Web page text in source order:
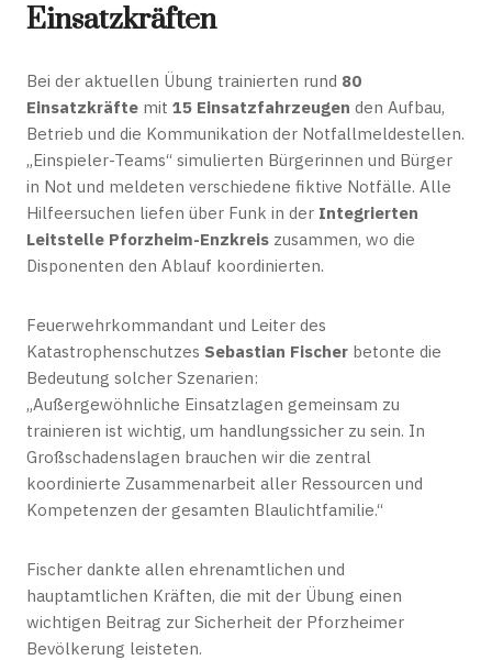
Einsatzkräften
Bei der aktuellen Übung trainierten rund 80
Einsatzkräfte mit 15 Einsatzfahrzeugen den Aufbau,
Betrieb und die Kommunikation der Notfallmeldestellen.
„Einspieler-Teams“ simulierten Bürgerinnen und Bürger
in Not und meldeten verschiedene fiktive Notfälle. Alle
Hilfeersuchen liefen über Funk in der Integrierten
Leitstelle Pforzheim-Enzkreis zusammen, wo die
Disponenten den Ablauf koordinierten.
Feuerwehrkommandant und Leiter des
Katastrophenschutzes Sebastian Fischer betonte die
Bedeutung solcher Szenarien:
„Außergewöhnliche Einsatzlagen gemeinsam zu
trainieren ist wichtig, um handlungssicher zu sein. In
Großschadenslagen brauchen wir die zentral
koordinierte Zusammenarbeit aller Ressourcen und
Kompetenzen der gesamten Blaulichtfamilie.“
Fischer dankte allen ehrenamtlichen und
hauptamtlichen Kräften, die mit der Übung einen
wichtigen Beitrag zur Sicherheit der Pforzheimer
Bevölkerung leisteten.